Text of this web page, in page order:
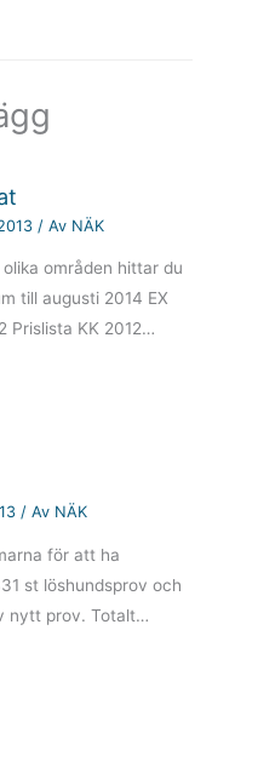
/ Av NÄK
områden hittar du
till augusti 2014 EX
Prislista KK 2012…
/ Av NÄK
för att ha
st löshundsprov och
nytt prov. Totalt…